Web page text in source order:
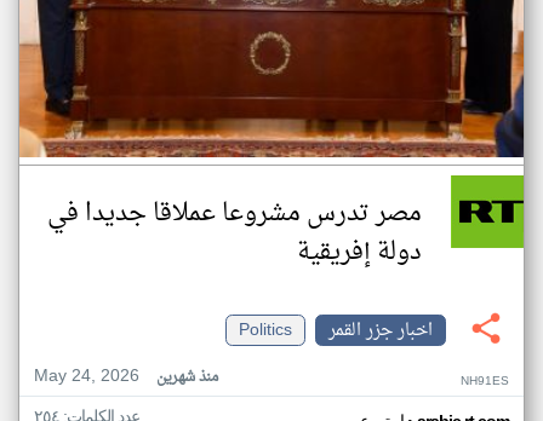
مصر تدرس مشروعا عملاقا جديدا في
دولة إفريقية
اخبار جزر القمر
Politics
May 24, 2026
منذ شهرين NH91ES
عدد الكلمات: ٢٥٤